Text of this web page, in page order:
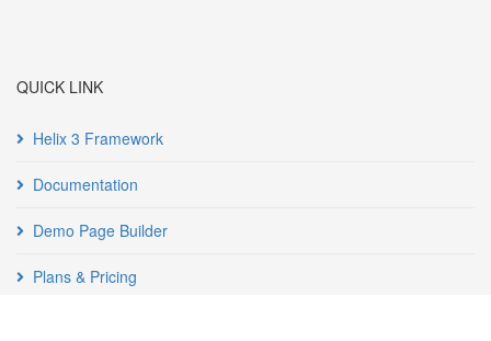
QUICK LINK
Helix 3 Framework
Documentation
Demo Page Builder
Plans & Pricing